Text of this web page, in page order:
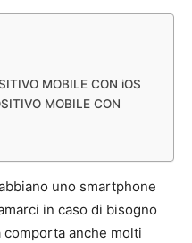
MOBILE CON iOS
MOBILE CON
uno smartphone
in caso di bisogno
anche molti